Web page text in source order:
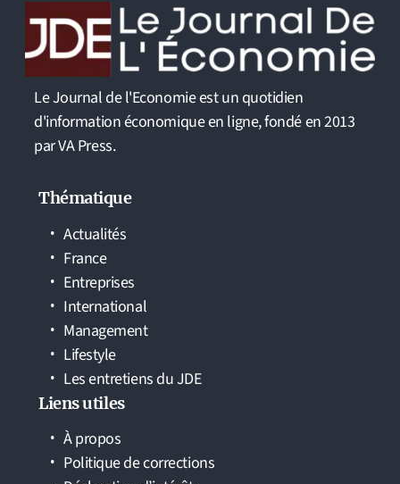
Le Journal de l'Economie est un quotidien
d'information économique en ligne, fondé en 2013
par VA Press.
Thématique
Actualités
France
Entreprises
International
Management
Lifestyle
Les entretiens du JDE
Liens utiles
À propos
Politique de corrections